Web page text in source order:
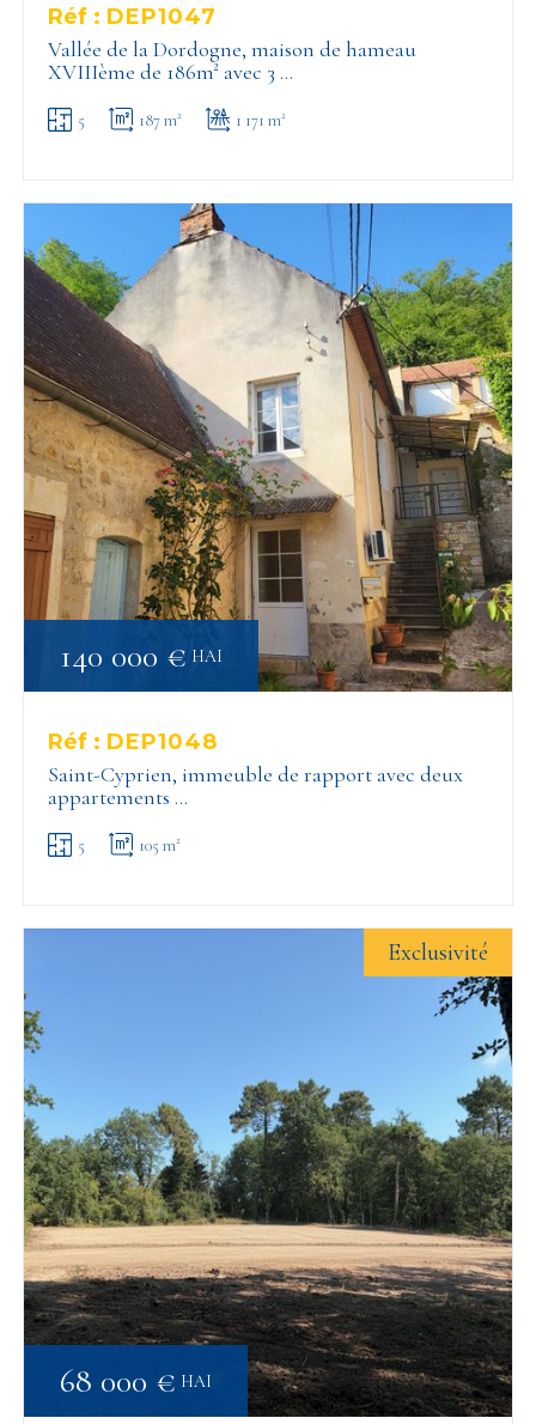
Réf : DEP1047
Vallée de la Dordogne, maison de hameau
XVIIIème de 186m² avec 3 …
5 187 m² 1 171 m²
Réf : DEP1048
Saint-Cyprien, immeuble de rapport avec deux
appartements …
5 105 m²
140 000 € HAI
Exclusivité
68 000 € HAI